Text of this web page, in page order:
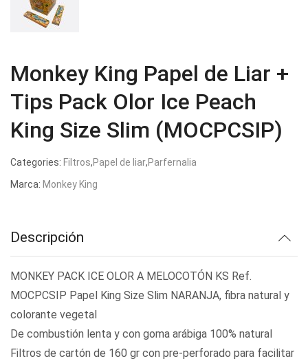
Monkey King Papel de Liar +
Tips Pack Olor Ice Peach
King Size Slim (MOCPCSIP)
Categories: Filtros,Papel de liar,Parfernalia
Marca: Monkey King
Descripción
MONKEY PACK ICE OLOR A MELOCOTÓN KS Ref.
MOCPCSIP Papel King Size Slim NARANJA, fibra natural y
colorante vegetal
De combustión lenta y con goma arábiga 100% natural
Filtros de cartón de 160 gr con pre-perforado para facilitar